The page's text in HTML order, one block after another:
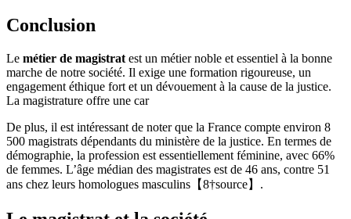
Conclusion
Le métier de magistrat est un métier noble et essentiel à la bonne
marche de notre société. Il exige une formation rigoureuse, un
engagement éthique fort et un dévouement à la cause de la justice.
La magistrature offre une car
De plus, il est intéressant de noter que la France compte environ 8
500 magistrats dépendants du ministère de la justice. En termes de
démographie, la profession est essentiellement féminine, avec 66%
de femmes. L’âge médian des magistrates est de 46 ans, contre 51
ans chez leurs homologues masculins【8†source】.